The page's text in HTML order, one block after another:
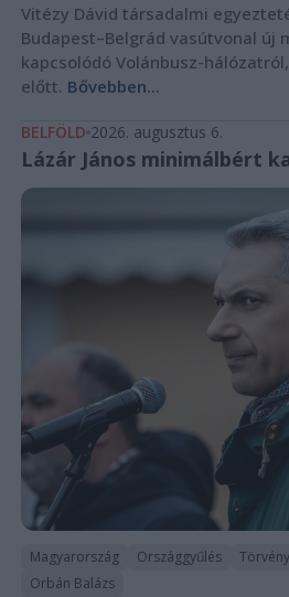
Vitézy Dávid társadalmi
Budapest–Belgrád vasútvonal új
kapcsolódó Volánbusz-
előtt. Bővebben...
BELFÖLD 2026. augusztus 6.
Lázár János minimálbért
Magyarország Országgyűlés Törvény
Orbán Balázs